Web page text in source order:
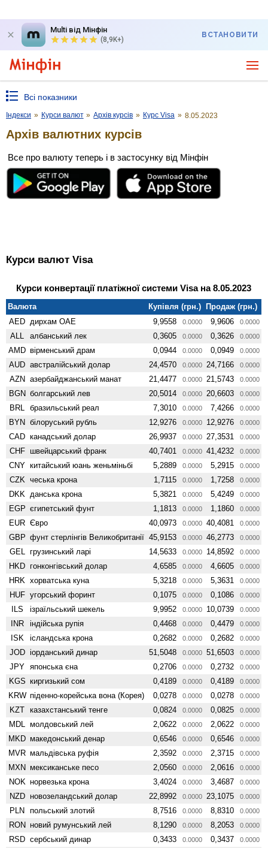
Multi від Мінфін
(8,9K+)
ВСТАНОВИТИ
Всі показники
Індекси » Курси валют » Архів курсів » Курс Visa » 8.05.2023
Архів валютних курсів
Все про валюту теперь і в застосунку від Мінфін
Курси валют Visa
Курси конвертації платіжної системи Visa на 8.05.2023
Валюта Купівля (грн.)
Продаж (грн.)
AED дирхам ОАЕ 9,9558 0.0000 9,9606 0.0000
ALL албанський лек 0,3605 0.0000 0,3626 0.0000
AMD вiрменський драм 0,0944 0.0000 0,0949 0.0000
AUD австралійський долар 24,4570 0.0000 24,7166 0.0000
AZN азербайджанський манат 21,4477 0.0000 21,5743 0.0000
BGN болгарський лев 20,5014 0.0000 20,6603 0.0000
BRL бразильський реал 7,3010 0.0000 7,4266 0.0000
BYN білоруський рубль 12,9276 0.0000 12,9276 0.0000
CAD канадський долар 26,9937 0.0000 27,3531 0.0000
CHF швейцарський франк 40,7401 0.0000 41,4232 0.0000
CNY китайський юань женьмiньбi 5,2889 0.0000 5,2915 0.0000
CZK чеська крона 1,7115 0.0000 1,7258 0.0000
DKK данська крона 5,3821 0.0000 5,4249 0.0000
EGP єгипетський фунт 1,1813 0.0000 1,1860 0.0000
EUR Євро 40,0973 0.0000 40,4081 0.0000
GBP фунт стерлінгів Велико­британії 45,9153 0.0000 46,2773 0.0000
GEL грузинський ларі 14,5633 0.0000 14,8592 0.0000
HKD гонконгівський долар 4,6585 0.0000 4,6605 0.0000
HRK хорватська куна 5,3218 0.0000 5,3631 0.0000
HUF угорський форинт 0,1075 0.0000 0,1086 0.0000
ILS ізраїльський шекель 9,9952 0.0000 10,0739 0.0000
INR індійська рупія 0,4468 0.0000 0,4479 0.0000
ISK ісландська крона 0,2682 0.0000 0,2682 0.0000
JOD іорданський динар 51,5048 0.0000 51,6503 0.0000
JPY японська єна 0,2706 0.0000 0,2732 0.0000
KGS киргизький сом 0,4189 0.0000 0,4189 0.0000
KRW піденно-корейська вона (Корея) 0,0278 0.0000 0,0278 0.0000
KZT казахстанський тенге 0,0824 0.0000 0,0825 0.0000
MDL молдовський лей 2,0622 0.0000 2,0622 0.0000
MKD македонський денар 0,6546 0.0000 0,6546 0.0000
MVR мальдівська руфія 2,3592 0.0000 2,3715 0.0000
MXN мексиканське песо 2,0560 0.0000 2,0616 0.0000
NOK норвезька крона 3,4024 0.0000 3,4687 0.0000
NZD ново­зеландський долар 22,8992 0.0000 23,1075 0.0000
PLN польський злотий 8,7516 0.0000 8,8310 0.0000
RON новий румунський лей 8,1290 0.0000 8,2053 0.0000
RSD сербський динар 0,3433 0.0000 0,3437 0.0000